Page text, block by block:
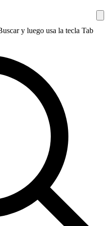
y luego usa la tecla Tab